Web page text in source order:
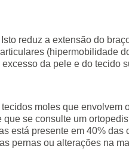
Isto reduz a extensão do
(hipermobilidade
da pele e do tecido
moles que
se consulte um
está presente em 40%
pernas ou alterações na